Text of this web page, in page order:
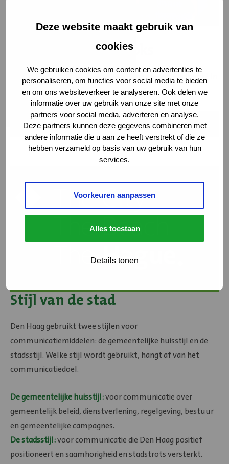
Deze website maakt gebruik van
cookies
We gebruiken cookies om content en advertenties te
personaliseren, om functies voor social media te bieden
en om ons websiteverkeer te analyseren. Ook delen we
informatie over uw gebruik van onze site met onze
partners voor social media, adverteren en analyse.
Deze partners kunnen deze gegevens combineren met
andere informatie die u aan ze heeft verstrekt of die ze
hebben verzameld op basis van uw gebruik van hun
services.
Voorkeuren aanpassen
Alles toestaan
Details tonen
Speeches en bidbooks
Ben je op zoek naar content voor een speech of bidbook? In
de beeldbank vind je waardevolle input.
Naar de beeldbank
Stijl van de stad
Den Haag gebruikt twee stijlen voor
communicatiemiddelen: de gemeentelijke huisstijl en de
stadsstijl. Welke stijl wordt gebruikt, hangt af van het
communicatiedoel.
De gemeentelijke huisstijl:voor communicatie over
gemeentelijk beleid, dienstverlening, regelgeving, bestuur
en gemeentelijke campagnes.
De stadsstijl:voor communicatie die Den Haag positief
positioneert en saamhorigheid en stadstrots versterkt.